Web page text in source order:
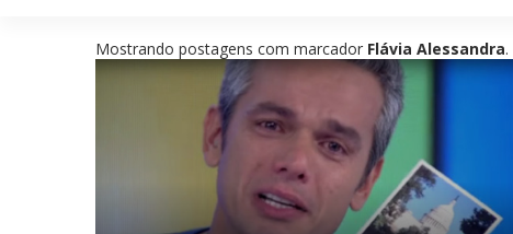
Mostrando postagens com marcador Flávia Alessandra.